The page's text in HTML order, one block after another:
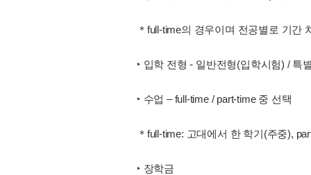
＊full-time의 경우이며 전공별로 기간
‣ 입학 전형 - 일반전형(입학시험) / 특
‣ 수업 – full-time / part-time 중 선택
＊full-time: 고대에서 한 학기(주중),
‣ 장학금